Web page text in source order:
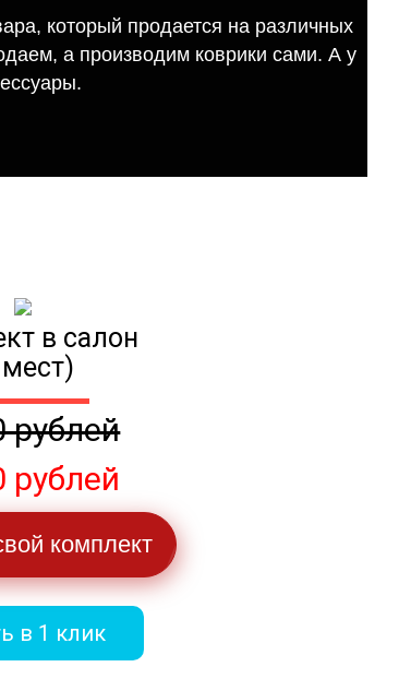
который продается на различных
а производим коврики сами. А у
в салон
рублей
рублей
комплект
в 1 клик